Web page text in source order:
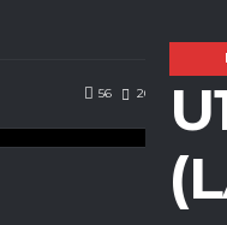
56 265 0